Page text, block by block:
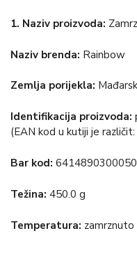
1. Naziv proizvoda:
Naziv brenda: Rainbow
Zemlja porijekla:
Identifikacija proizvoda:
(EAN kod u kutiji je
Bar kod: 6414890300050
Težina: 450.0 g
Temperatura: zamrznuto